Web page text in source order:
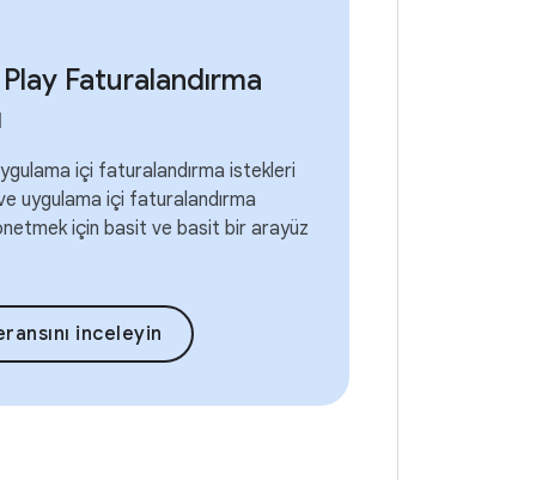
Faturalandırma
içi faturalandırma istekleri
uygulama içi faturalandırma
için basit ve basit bir arayüz
inceleyin